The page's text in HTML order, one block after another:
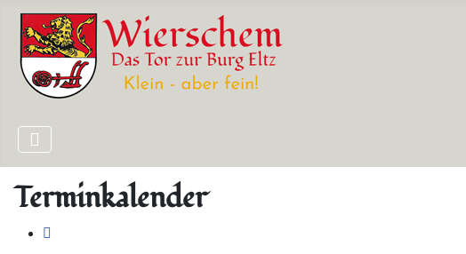
Terminkalender